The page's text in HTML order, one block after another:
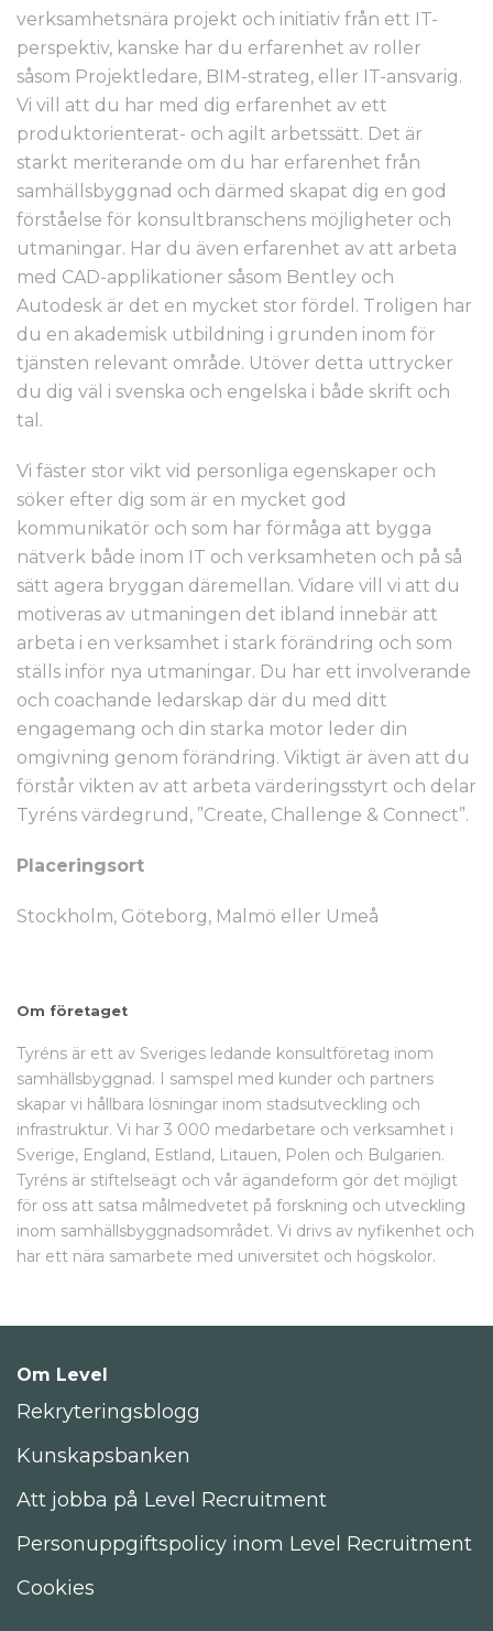
verksamhetsnära projekt och initiativ från ett IT-
perspektiv, kanske har du erfarenhet av roller
såsom Projektledare, BIM-strateg, eller IT-ansvarig.
Vi vill att du har med dig erfarenhet av ett
produktorienterat- och agilt arbetssätt. Det är
starkt meriterande om du har erfarenhet från
samhällsbyggnad och därmed skapat dig en god
förståelse för konsultbranschens möjligheter och
utmaningar. Har du även erfarenhet av att arbeta
med CAD-applikationer såsom Bentley och
Autodesk är det en mycket stor fördel. Troligen har
du en akademisk utbildning i grunden inom för
tjänsten relevant område. Utöver detta uttrycker
du dig väl i svenska och engelska i både skrift och
tal.
Vi fäster stor vikt vid personliga egenskaper och
söker efter dig som är en mycket god
kommunikatör och som har förmåga att bygga
nätverk både inom IT och verksamheten och på så
sätt agera bryggan däremellan. Vidare vill vi att du
motiveras av utmaningen det ibland innebär att
arbeta i en verksamhet i stark förändring och som
ställs inför nya utmaningar. Du har ett involverande
och coachande ledarskap där du med ditt
engagemang och din starka motor leder din
omgivning genom förändring. Viktigt är även att du
förstår vikten av att arbeta värderingsstyrt och delar
Tyréns värdegrund, ”Create, Challenge & Connect”.
Placeringsort
Stockholm, Göteborg, Malmö eller Umeå
Om företaget
Tyréns är ett av Sveriges ledande konsultföretag inom
samhällsbyggnad. I samspel med kunder och partners
skapar vi hållbara lösningar inom stadsutveckling och
infrastruktur. Vi har 3 000 medarbetare och verksamhet i
Sverige, England, Estland, Litauen, Polen och Bulgarien.
Tyréns är stiftelseägt och vår ägandeform gör det möjligt
för oss att satsa målmedvetet på forskning och utveckling
inom samhällsbyggnadsområdet. Vi drivs av nyfikenhet och
har ett nära samarbete med universitet och högskolor.
Om Level
Rekryteringsblogg
Kunskapsbanken
Att jobba på Level Recruitment
Personuppgiftspolicy inom Level Recruitment
Cookies